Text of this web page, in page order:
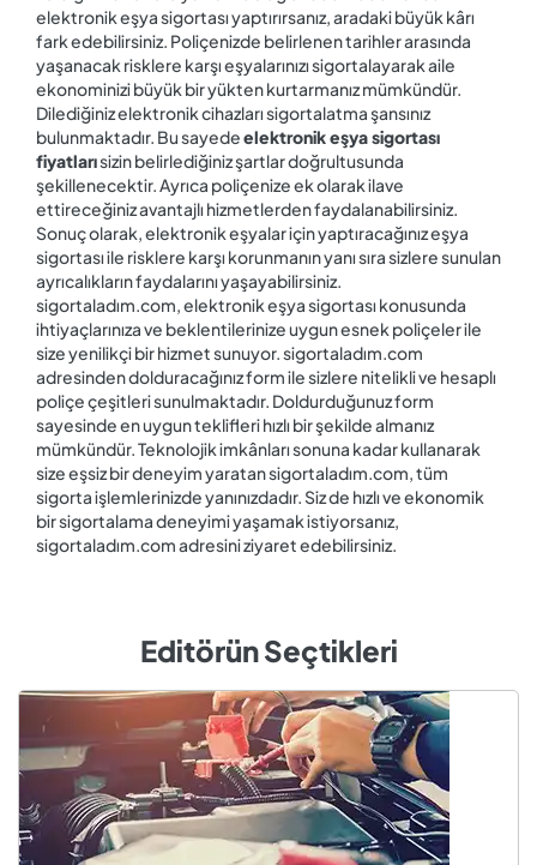
elektronik eşya sigortası yaptırırsanız, aradaki büyük kârı
fark edebilirsiniz. Poliçenizde belirlenen tarihler arasında
yaşanacak risklere karşı eşyalarınızı sigortalayarak aile
ekonominizi büyük bir yükten kurtarmanız mümkündür.
Dilediğiniz elektronik cihazları sigortalatma şansınız
bulunmaktadır. Bu sayedeelektronik eşya sigortası
fiyatlarısizin belirlediğiniz şartlar doğrultusunda
şekillenecektir. Ayrıca poliçenize ek olarak ilave
ettireceğiniz avantajlı hizmetlerden faydalanabilirsiniz.
Sonuç olarak, elektronik eşyalar için yaptıracağınız eşya
sigortası ile risklere karşı korunmanın yanı sıra sizlere sunulan
ayrıcalıkların faydalarını yaşayabilirsiniz.
sigortaladım.com, elektronik eşya sigortası konusunda
ihtiyaçlarınıza ve beklentilerinize uygun esnek poliçeler ile
size yenilikçi bir hizmet sunuyor. sigortaladım.com
adresinden dolduracağınız form ile sizlere nitelikli ve hesaplı
poliçe çeşitleri sunulmaktadır. Doldurduğunuz form
sayesinde en uygun teklifleri hızlı bir şekilde almanız
mümkündür. Teknolojik imkânları sonuna kadar kullanarak
size eşsiz bir deneyim yaratan sigortaladım.com, tüm
sigorta işlemlerinizde yanınızdadır. Siz de hızlı ve ekonomik
bir sigortalama deneyimi yaşamak istiyorsanız,
sigortaladım.com adresini ziyaret edebilirsiniz.
Editörün Seçtikleri